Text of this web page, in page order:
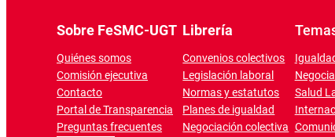
Sobre FeSMC-UGT
Quiénes somos
Comisión ejecutiva
Contacto
Portal de Transparencia
Preguntas frecuentes
Librería
Convenios colectivos
Legislación laboral
Normas y estatutos
Planes de igualdad
Negociación colectiva
Salud